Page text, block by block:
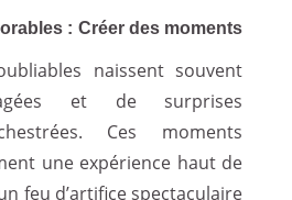
: Créer des moments
naissent souvent
et de surprises
Ces moments
une expérience haut de
feu d’artifice spectaculaire